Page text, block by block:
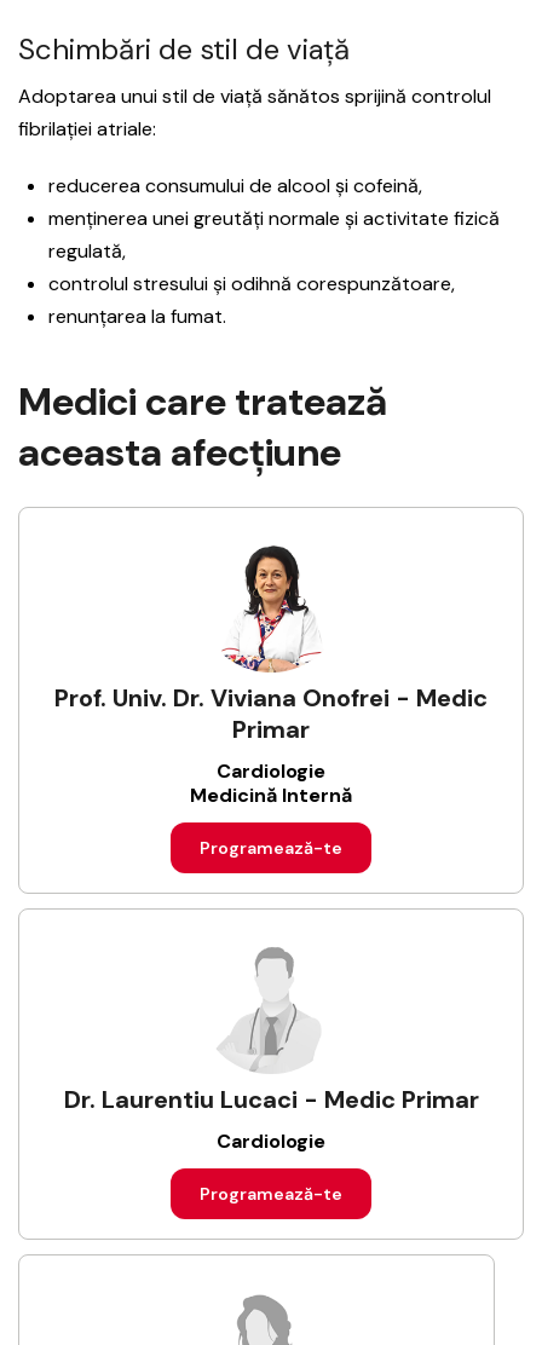
Schimbări de stil de viață
Adoptarea unui stil de viață sănătos sprijină controlul
fibrilației atriale:
reducerea consumului de alcool și cofeină,
menținerea unei greutăți normale și activitate fizică
regulată,
controlul stresului și odihnă corespunzătoare,
renunțarea la fumat.
Medici care tratează
aceasta afecţiune
Prof. Univ. Dr. Viviana Onofrei - Medic
Primar
Cardiologie
Medicină Internă
Programează-te
Dr. Laurentiu Lucaci - Medic Primar
Cardiologie
Programează-te